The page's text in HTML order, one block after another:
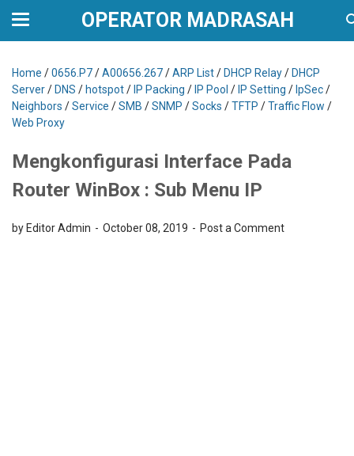
OPERATOR MADRASAH
Home /0656.P7/A00656.267/ARP List/ DHCP Relay/ DHCP
Server/ DNS / hotspot/ IP Packing / IP Pool / IP Setting / IpSec/
Neighbors /Service /SMB /SNMP /Socks /TFTP /Traffic Flow /
Web Proxy
Mengkonfigurasi Interface Pada
Router WinBox : Sub Menu IP
by Editor Admin October 08, 2019 Post a Comment